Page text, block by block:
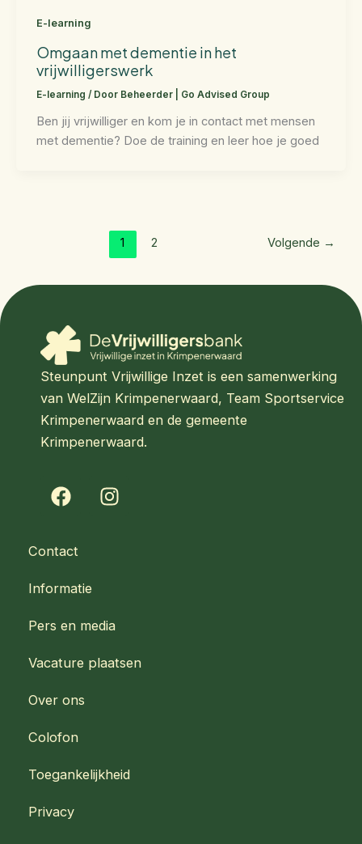
E-learning
Omgaan met dementie in het
vrijwilligerswerk
E-learning / Door Beheerder | Go Advised Group
Ben jij vrijwilliger en kom je in contact met mensen
met dementie? Doe de training en leer hoe je goed
1 2 Volgende →
Steunpunt Vrijwillige Inzet is een samenwerking
van WelZijn Krimpenerwaard, Team Sportservice
Krimpenerwaard en de gemeente
Krimpenerwaard.
F
a
e
o
k
I
n
a
Contact
Informatie
Pers en media
Vacature plaatsen
Over ons
Colofon
Toegankelijkheid
Privacy